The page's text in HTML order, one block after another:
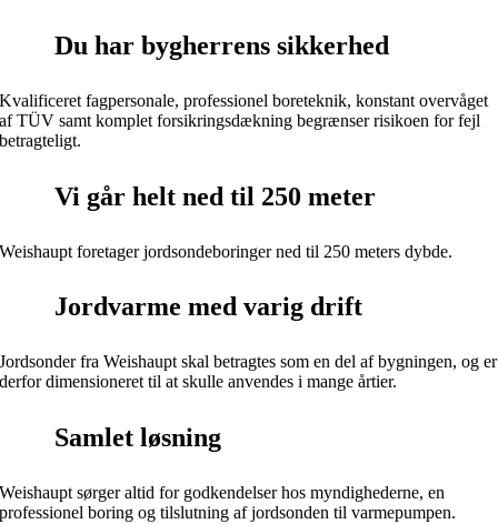
Du har bygherrens sikkerhed
Kvalificeret fagpersonale, professionel boreteknik, konstant overvåget
af TÜV samt komplet forsikringsdækning begrænser risikoen for fejl
betragteligt.
Vi går helt ned til 250 meter
Weishaupt foretager jordsondeboringer ned til 250 meters dybde.
Jordvarme med varig drift
Jordsonder fra Weishaupt skal betragtes som en del af bygningen, og er
derfor dimensioneret til at skulle anvendes i mange årtier.
Samlet løsning
Weishaupt sørger altid for godkendelser hos myndighederne, en
professionel boring og tilslutning af jordsonden til varmepumpen.